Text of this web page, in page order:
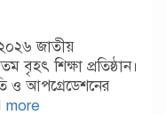
২০২৬ জাতীয়
বৃহৎ শিক্ষা প্রতিষ্ঠান।
ও আপগ্রেডেশনের
more